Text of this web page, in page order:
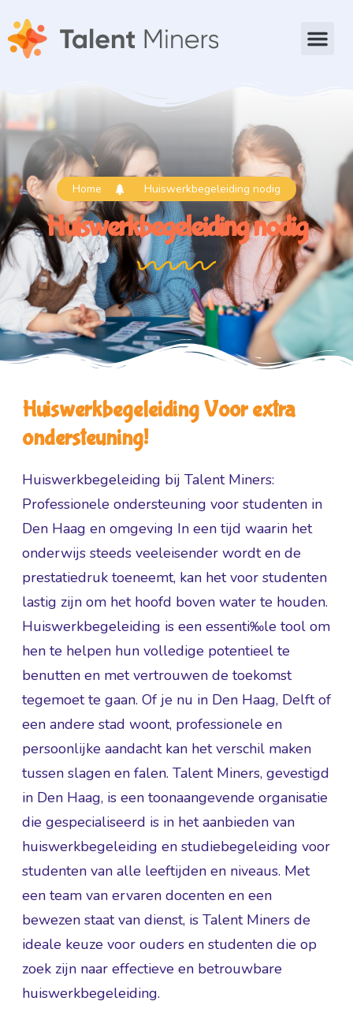
Home Huiswerkbegeleiding nodig
Huiswerkbegeleiding nodig
Huiswerkbegeleiding Voor extra
ondersteuning!
Huiswerkbegeleiding bij Talent Miners:
Professionele ondersteuning voor studenten in
Den Haag en omgeving In een tijd waarin het
onderwijs steeds veeleisender wordt en de
prestatiedruk toeneemt, kan het voor studenten
lastig zijn om het hoofd boven water te houden.
Huiswerkbegeleiding is een essenti‰le tool om
hen te helpen hun volledige potentieel te
benutten en met vertrouwen de toekomst
tegemoet te gaan. Of je nu in Den Haag, Delft of
een andere stad woont, professionele en
persoonlijke aandacht kan het verschil maken
tussen slagen en falen. Talent Miners, gevestigd
in Den Haag, is een toonaangevende organisatie
die gespecialiseerd is in het aanbieden van
huiswerkbegeleiding en studiebegeleiding voor
studenten van alle leeftijden en niveaus. Met
een team van ervaren docenten en een
bewezen staat van dienst, is Talent Miners de
ideale keuze voor ouders en studenten die op
zoek zijn naar effectieve en betrouwbare
huiswerkbegeleiding.